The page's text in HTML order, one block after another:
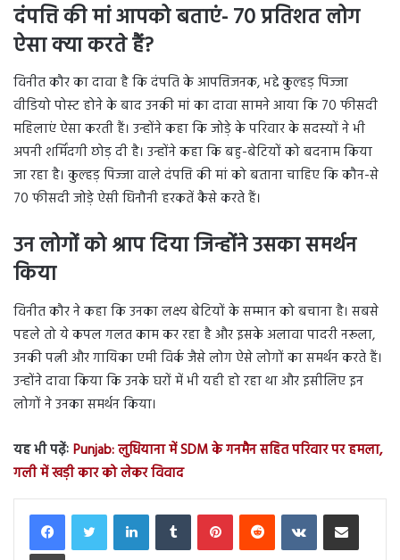
दंपत्ति की मां आपको बताएं- 70 प्रतिशत लोग
ऐसा क्या करते हैं?
विनीत कौर का दावा है कि दंपति के आपत्तिजनक, भद्दे कुल्हड़ पिज्जा
वीडियो पोस्ट होने के बाद उनकी मां का दावा सामने आया कि 70 फीसदी
महिलाएं ऐसा करती हैं। उन्होंने कहा कि जोड़े के परिवार के सदस्यों ने भी
अपनी शर्मिंदगी छोड़ दी है। उन्होंने कहा कि बहु-बेटियों को बदनाम किया
जा रहा है। कुल्हड़ पिज्जा वाले दंपत्ति की मां को बताना चाहिए कि कौन-से
70 फीसदी जोड़े ऐसी घिनौनी हरकतें कैसे करते हैं।
उन लोगों को श्राप दिया जिन्होंने उसका समर्थन
किया
विनीत कौर ने कहा कि उनका लक्ष्य बेटियों के सम्मान को बचाना है। सबसे
पहले तो ये कपल गलत काम कर रहा है और इसके अलावा पादरी नरूला,
उनकी पत्नी और गायिका एमी विर्क जैसे लोग ऐसे लोगों का समर्थन करते हैं।
उन्होंने दावा किया कि उनके घरों में भी यही हो रहा था और इसीलिए इन
लोगों ने उनका समर्थन किया।
यह भी पढ़ेंः Punjab: लुधियाना में SDM के गनमैन सहित परिवार पर हमला,
गली में खड़ी कार को लेकर विवाद
LinkedInTumblr PinterestReddit VKontakteShare via Email
Print